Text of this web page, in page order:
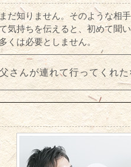
だ知りません。そのような相
気持ちを伝えると、初めて聞
くは必要としません。
んが連れて行ってくれた